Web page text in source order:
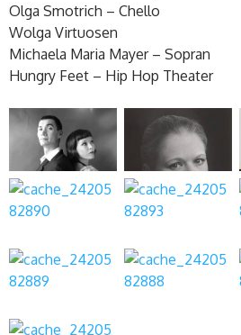
Olga Smotrich – Chello
Wolga Virtuosen
Michaela Maria Mayer – Sopran
Hungry Feet – Hip Hop Theater